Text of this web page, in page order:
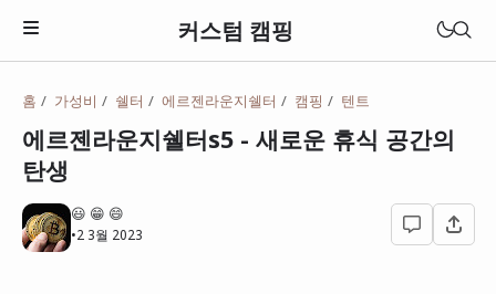
커스텀 캠핑
텐트
원터치 텐트
타프
홈 가성비 쉘터 에르젠라운지쉘터 캠핑 텐트
에르젠라운지쉘터s5 - 새로운 휴식 공간의
탄생
😃 😁 😄
•2 3월 2023